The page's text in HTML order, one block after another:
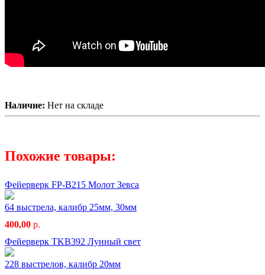
Наличие: Нет на складе
Похожие товары:
Фейерверк FP-B215 Молот Зевса
64 выстрела, калибр 25мм, 30мм
400,00 р.
Фейерверк TKB392 Лунный свет
228 выстрелов, калибр 20мм